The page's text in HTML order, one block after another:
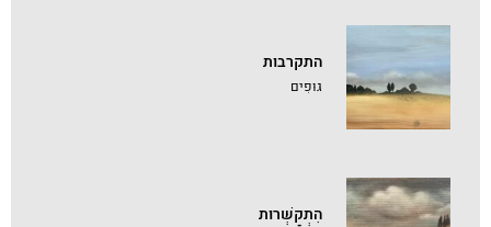
התקרבות
גּוּפִים
הִתְקַשְּׁרוּת